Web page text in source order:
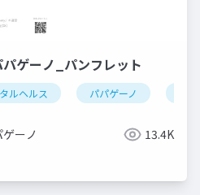
dx
ゲーノ_パンフレット
ルヘルス パパゲーノ
ーノ 13.4K